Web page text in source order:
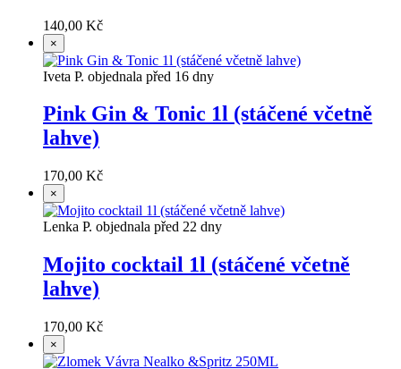
140,00 Kč
×
Iveta P. objednala před 16 dny
Pink Gin & Tonic 1l (stáčené včetně
lahve)
170,00 Kč
×
Lenka P. objednala před 22 dny
Mojito cocktail 1l (stáčené včetně
lahve)
170,00 Kč
×